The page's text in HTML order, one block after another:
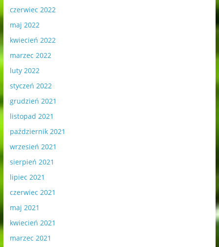
czerwiec 2022
maj 2022
kwiecień 2022
marzec 2022
luty 2022
styczeń 2022
grudzień 2021
listopad 2021
październik 2021
wrzesień 2021
sierpień 2021
lipiec 2021
czerwiec 2021
maj 2021
kwiecień 2021
marzec 2021